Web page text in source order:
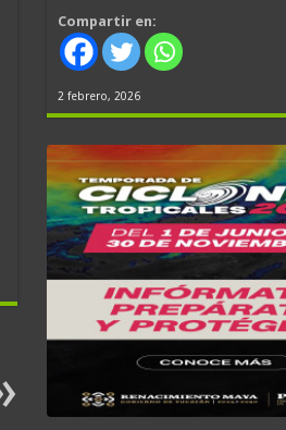
Compartir en:
2 febrero, 2026